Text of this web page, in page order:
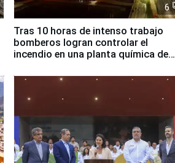
6
Tras 10 horas de intenso trabajo
bomberos logran controlar el
incendio en una planta química de